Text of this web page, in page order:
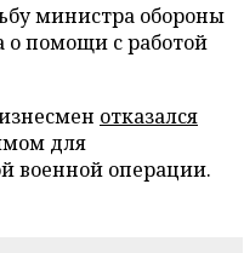
министра обороны
помощи с работой
отказался
для
военной операции.